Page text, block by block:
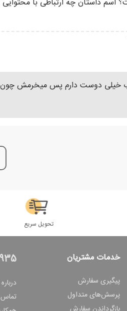
اسم داستان چه ارتباطی با
خیلی دوست دارم پس میخرمش چون
تحویل سریع
خدمات مشتریان
پیگیری سفارش
پرسش‌های متداول
تماس